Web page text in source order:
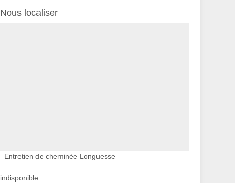
Nous localiser
Entretien de cheminée Longuesse
indisponible